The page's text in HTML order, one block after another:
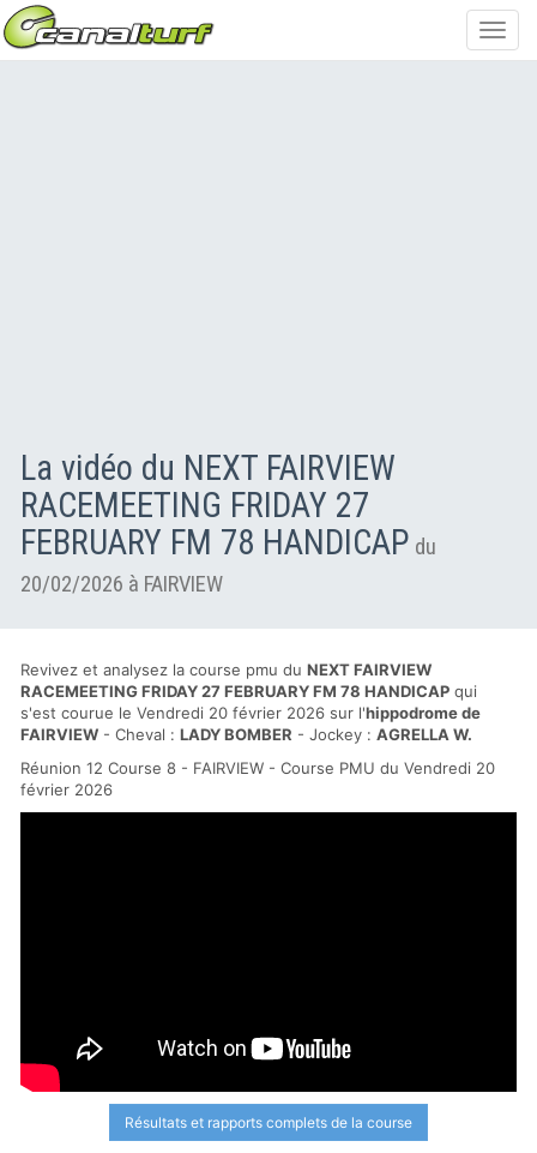
La vidéo du NEXT FAIRVIEW
RACEMEETING FRIDAY 27
FEBRUARY FM 78 HANDICAP du
20/02/2026 à FAIRVIEW
Revivez et analysez la course pmu du NEXT FAIRVIEW
RACEMEETING FRIDAY 27 FEBRUARY FM 78 HANDICAP qui
s'est courue le Vendredi 20 février 2026 sur l'hippodrome de
FAIRVIEW - Cheval : LADY BOMBER - Jockey : AGRELLA W.
Réunion 12 Course 8 - FAIRVIEW - Course PMU du Vendredi 20
février 2026
Résultats et rapports complets de la course